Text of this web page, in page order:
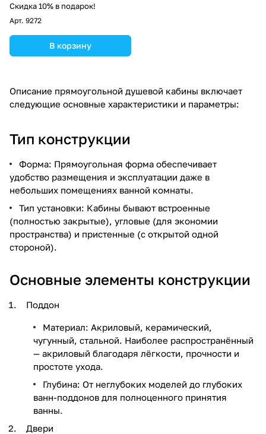
Скидка 10% в подарок!
Арт. 9272
В корзину
Описание прямоугольной душевой кабины включает
следующие основные характеристики и параметры:
Тип конструкции
Форма: Прямоугольная форма обеспечивает
удобство размещения и эксплуатации даже в
небольших помещениях ванной комнаты.
Тип установки: Кабины бывают встроенные
(полностью закрытые), угловые (для экономии
пространства) и пристенные (с открытой одной
стороной).
Основные элементы конструкции
Поддон
Материал: Акриловый, керамический,
чугунный, стальной. Наиболее распространённый
— акриловый благодаря лёгкости, прочности и
простоте ухода.
Глубина: От неглубоких моделей до глубоких
ванн-поддонов для полноценного принятия
ванны.
Двери